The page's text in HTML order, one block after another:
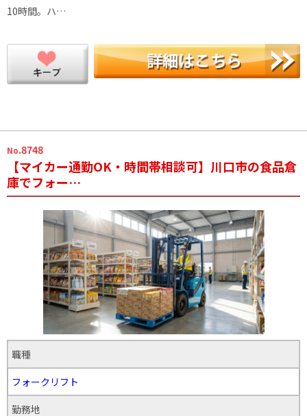
10時間。ハ…
No.8748
【マイカー通勤OK・時間帯相談可】川口市の食品倉
庫でフォー…
職種
フォークリフト
勤務地